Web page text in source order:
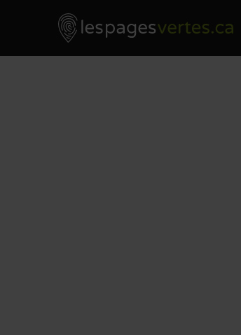
Skip to contentLes Pages Vertes - Go to homepage